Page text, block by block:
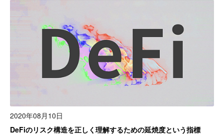
2020年08月10日
DeFiのリスク構造を正しく理解するための延焼度という指標